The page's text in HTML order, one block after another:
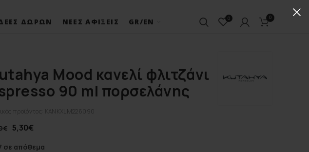
ΔΏΡΩΝ ΝΈΕΣ ΑΦΊΞΕΙΣ GR/EN 0 0
Mood κανελί φλιτζάνι
90 ml πορσελάνης
προϊόντος: KANKXLM226090
€ 5,30€
σε απόθεμα